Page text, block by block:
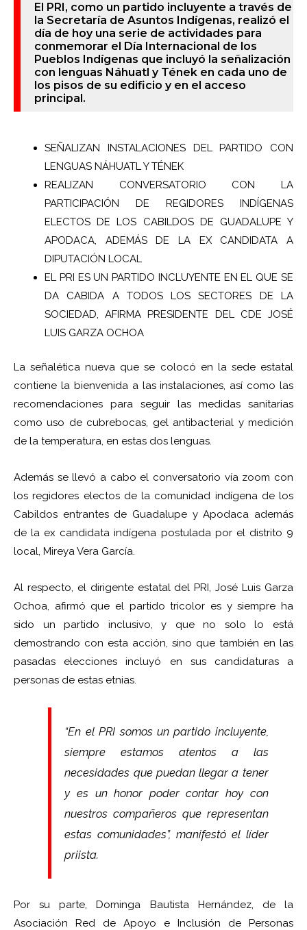
El PRI, como un partido incluyente a través de
la Secretaría de Asuntos Indígenas, realizó el
día de hoy una serie de actividades para
conmemorar el Día Internacional de los
Pueblos Indígenas que incluyó la señalización
con lenguas Náhuatl y Tének en cada uno de
los pisos de su edificio y en el acceso
principal.
SEÑALIZAN INSTALACIONES DEL PARTIDO CON
LENGUAS NÁHUATL Y TÉNEK
REALIZAN CONVERSATORIO CON LA
PARTICIPACIÓN DE REGIDORES INDÍGENAS
ELECTOS DE LOS CABILDOS DE GUADALUPE Y
APODACA, ADEMÁS DE LA EX CANDIDATA A
DIPUTACIÓN LOCAL
EL PRI ES UN PARTIDO INCLUYENTE EN EL QUE SE
DA CABIDA A TODOS LOS SECTORES DE LA
SOCIEDAD, AFIRMA PRESIDENTE DEL CDE JOSÉ
LUIS GARZA OCHOA
La señalética nueva que se colocó en la sede estatal
contiene la bienvenida a las instalaciones, así como las
recomendaciones para seguir las medidas sanitarias
como uso de cubrebocas, gel antibacterial y medición
de la temperatura, en estas dos lenguas.
Además se llevó a cabo el conversatorio vía zoom con
los regidores electos de la comunidad indígena de los
Cabildos entrantes de Guadalupe y Apodaca además
de la ex candidata indígena postulada por el distrito 9
local, Mireya Vera García.
Al respecto, el dirigente estatal del PRI, José Luis Garza
Ochoa, afirmó que el partido tricolor es y siempre ha
sido un partido inclusivo, y que no solo lo está
demostrando con esta acción, sino que también en las
pasadas elecciones incluyó en sus candidaturas a
personas de estas etnias.
“En el PRI somos un partido incluyente,
siempre estamos atentos a las
necesidades que puedan llegar a tener
y es un honor poder contar hoy con
nuestros compañeros que representan
estas comunidades”, manifestó el líder
priista.
Por su parte, Dominga Bautista Hernández, de la
Asociación Red de Apoyo e Inclusión de Personas